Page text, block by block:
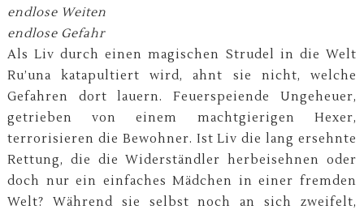
endlose Weiten
endlose Gefahr
Als Liv durch einen magischen Strudel in die Welt
Ru’una katapultiert wird, ahnt sie nicht, welche
Gefahren dort lauern. Feuerspeiende Ungeheuer,
getrieben von einem machtgierigen Hexer,
terrorisieren die Bewohner. Ist Liv die lang ersehnte
Rettung, die die Widerständler herbeisehnen oder
doch nur ein einfaches Mädchen in einer fremden
Welt? Während sie selbst noch an sich zweifelt,